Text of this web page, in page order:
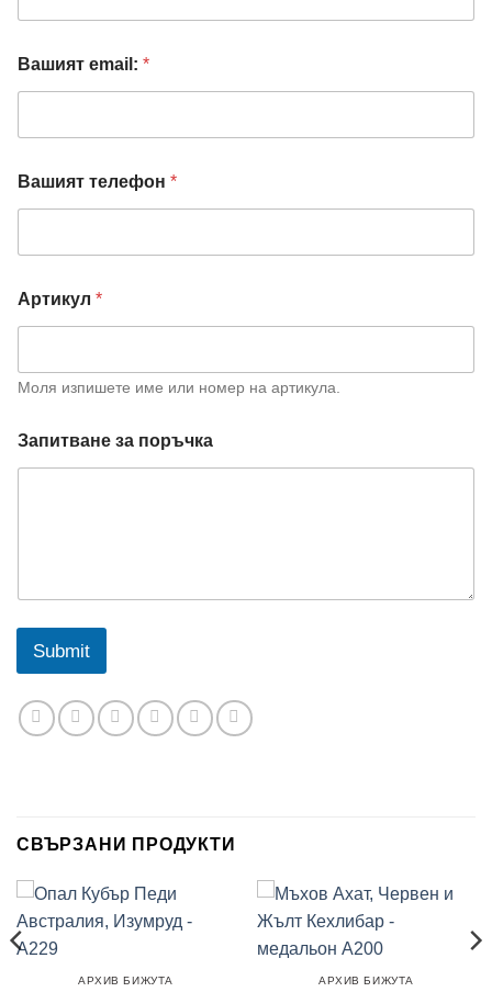
Вашият email: *
Вашият телефон *
Артикул *
Моля изпишете име или номер на артикула.
а
ш
Запитване за поръчка
Submit
СВЪРЗАНИ ПРОДУКТИ
АРХИВ БИЖУТА АРХИВ БИЖУТА